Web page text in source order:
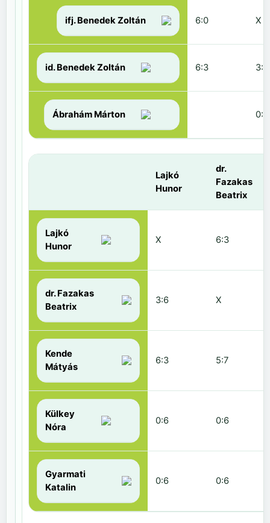
ifj. Benedek Zoltán 6:0 X
id. Benedek Zoltán 6:3 3:6
Ábrahám Márton 0:6
Lajkó
Hunor
dr.
Fazakas
Beatrix
Lajkó
Hunor
X 6:3
dr. Fazakas
Beatrix
3:6 X
Kende
Mátyás
6:3 5:7
Külkey
Nóra
0:6 0:6
Gyarmati
Katalin
0:6 0:6